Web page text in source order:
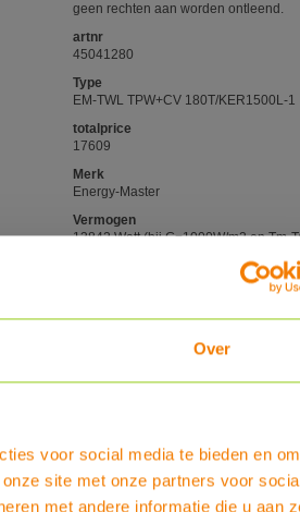
Over
voor social media te bieden en
site met onze partners voor
met andere informatie die u aan
geen rechten aan worden ontleend.
artnr
45041280
Type
EM-TWL TPW+CV 180T/KER1500L-1
totalprice
17609
Merk
Energy-Master
Vermogen
13842 Watt (bij G=1000W/m2 en Tm-
NL ISDE 2026 ntb. Er gelden